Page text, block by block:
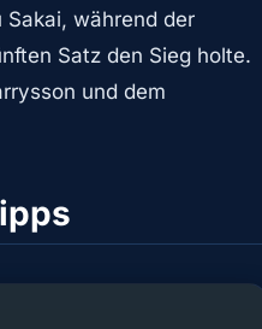
während der
Satz den Sieg holte.
und dem